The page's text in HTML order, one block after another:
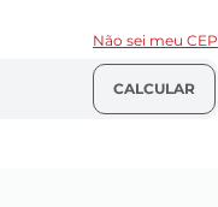
Não sei meu CEP